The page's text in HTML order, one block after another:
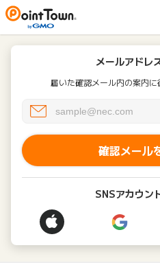
メールアドレ
届いた確認メール内の案内
確認メール
SNSアカウン